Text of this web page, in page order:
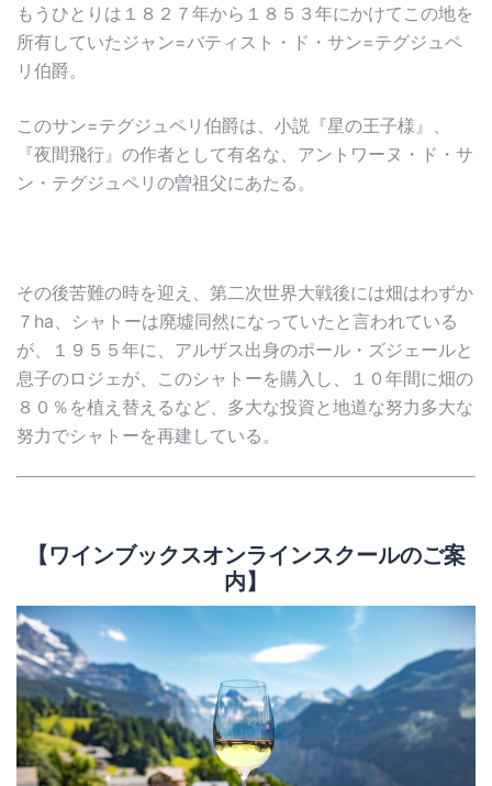
もうひとりは１８２７年から１８５３年にかけてこの地を
所有していたジャン=バティスト・ド・サン=テグジュペ
リ伯爵。
このサン=テグジュペリ伯爵は、小説『星の王子様』、
『夜間飛行』の作者として有名な、アントワーヌ・ド・サ
ン・テグジュペリの曽祖父にあたる。
その後苦難の時を迎え、第二次世界大戦後には畑はわずか
７ha、シャトーは廃墟同然になっていたと言われている
が、１９５５年に、アルザス出身のポール・ズジェールと
息子のロジェが、このシャトーを購入し、１０年間に畑の
８０％を植え替えるなど、多大な投資と地道な努力多大な
努力でシャトーを再建している。
【ワインブックスオンラインスクールのご案
内】